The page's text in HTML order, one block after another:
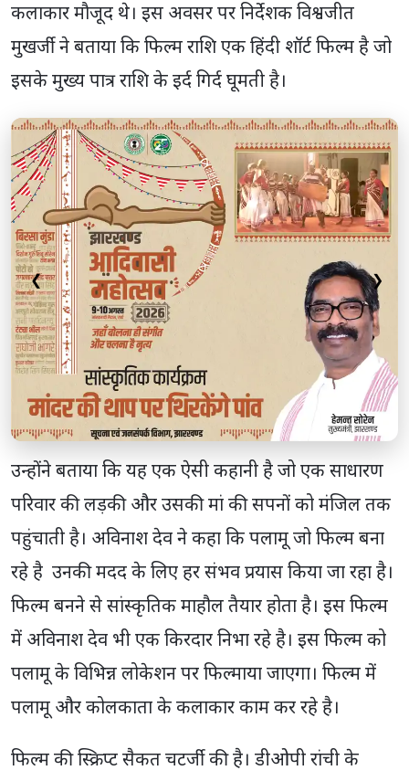
कलाकार मौजूद थे। इस अवसर पर निर्देशक विश्वजीत
मुखर्जी ने बताया कि फिल्म राशि एक हिंदी शॉर्ट फिल्म है जो
इसके मुख्य पात्र राशि के इर्द गिर्द घूमती है।
❮ ❯
उन्होंने बताया कि यह एक ऐसी कहानी है जो एक साधारण
परिवार की लड़की और उसकी मां की सपनों को मंजिल तक
पहुंचाती है। अविनाश देव ने कहा कि पलामू जो फिल्म बना
रहे है उनकी मदद के लिए हर संभव प्रयास किया जा रहा है।
फिल्म बनने से सांस्कृतिक माहौल तैयार होता है। इस फिल्म
में अविनाश देव भी एक किरदार निभा रहे है। इस फिल्म को
पलामू के विभिन्न लोकेशन पर फिल्माया जाएगा। फिल्म में
पलामू और कोलकाता के कलाकार काम कर रहे है।
फिल्म की स्क्रिप्ट सैकत चटर्जी की है। डीओपी रांची के